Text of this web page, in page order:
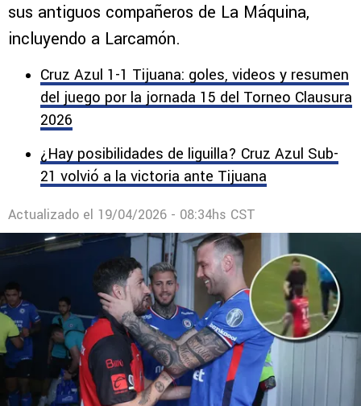
sus antiguos compañeros de La Máquina,
incluyendo a Larcamón.
Cruz Azul 1-1 Tijuana: goles, videos y resumen
del juego por la jornada 15 del Torneo Clausura
2026
¿Hay posibilidades de liguilla? Cruz Azul Sub-
21 volvió a la victoria ante Tijuana
Actualizado el 19/04/2026 - 08:34hs CST